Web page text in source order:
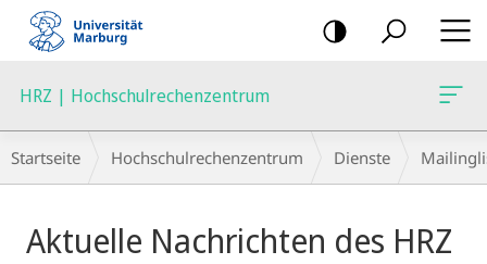
Mobile-
Navigation
HRZ | Hochschulrechenzentrum
Breadcrumb-
Navigation
Startseite Hochschulrechenzentrum Dienste
Aktuelle Nachrichten des HRZ